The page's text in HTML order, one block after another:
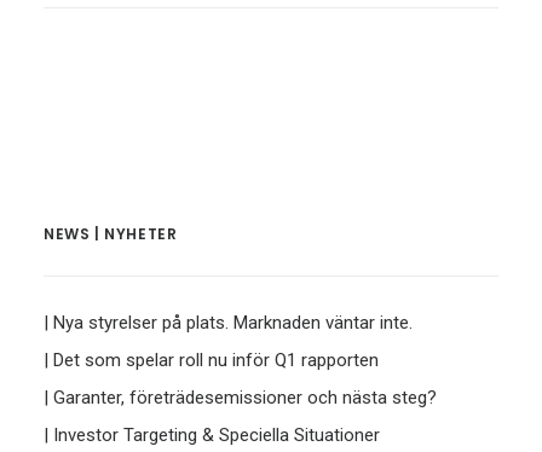
NEWS | NYHETER
| Nya styrelser på plats. Marknaden väntar inte.
| Det som spelar roll nu inför Q1 rapporten
| Garanter, företrädesemissioner och nästa steg?
| Investor Targeting & Speciella Situationer